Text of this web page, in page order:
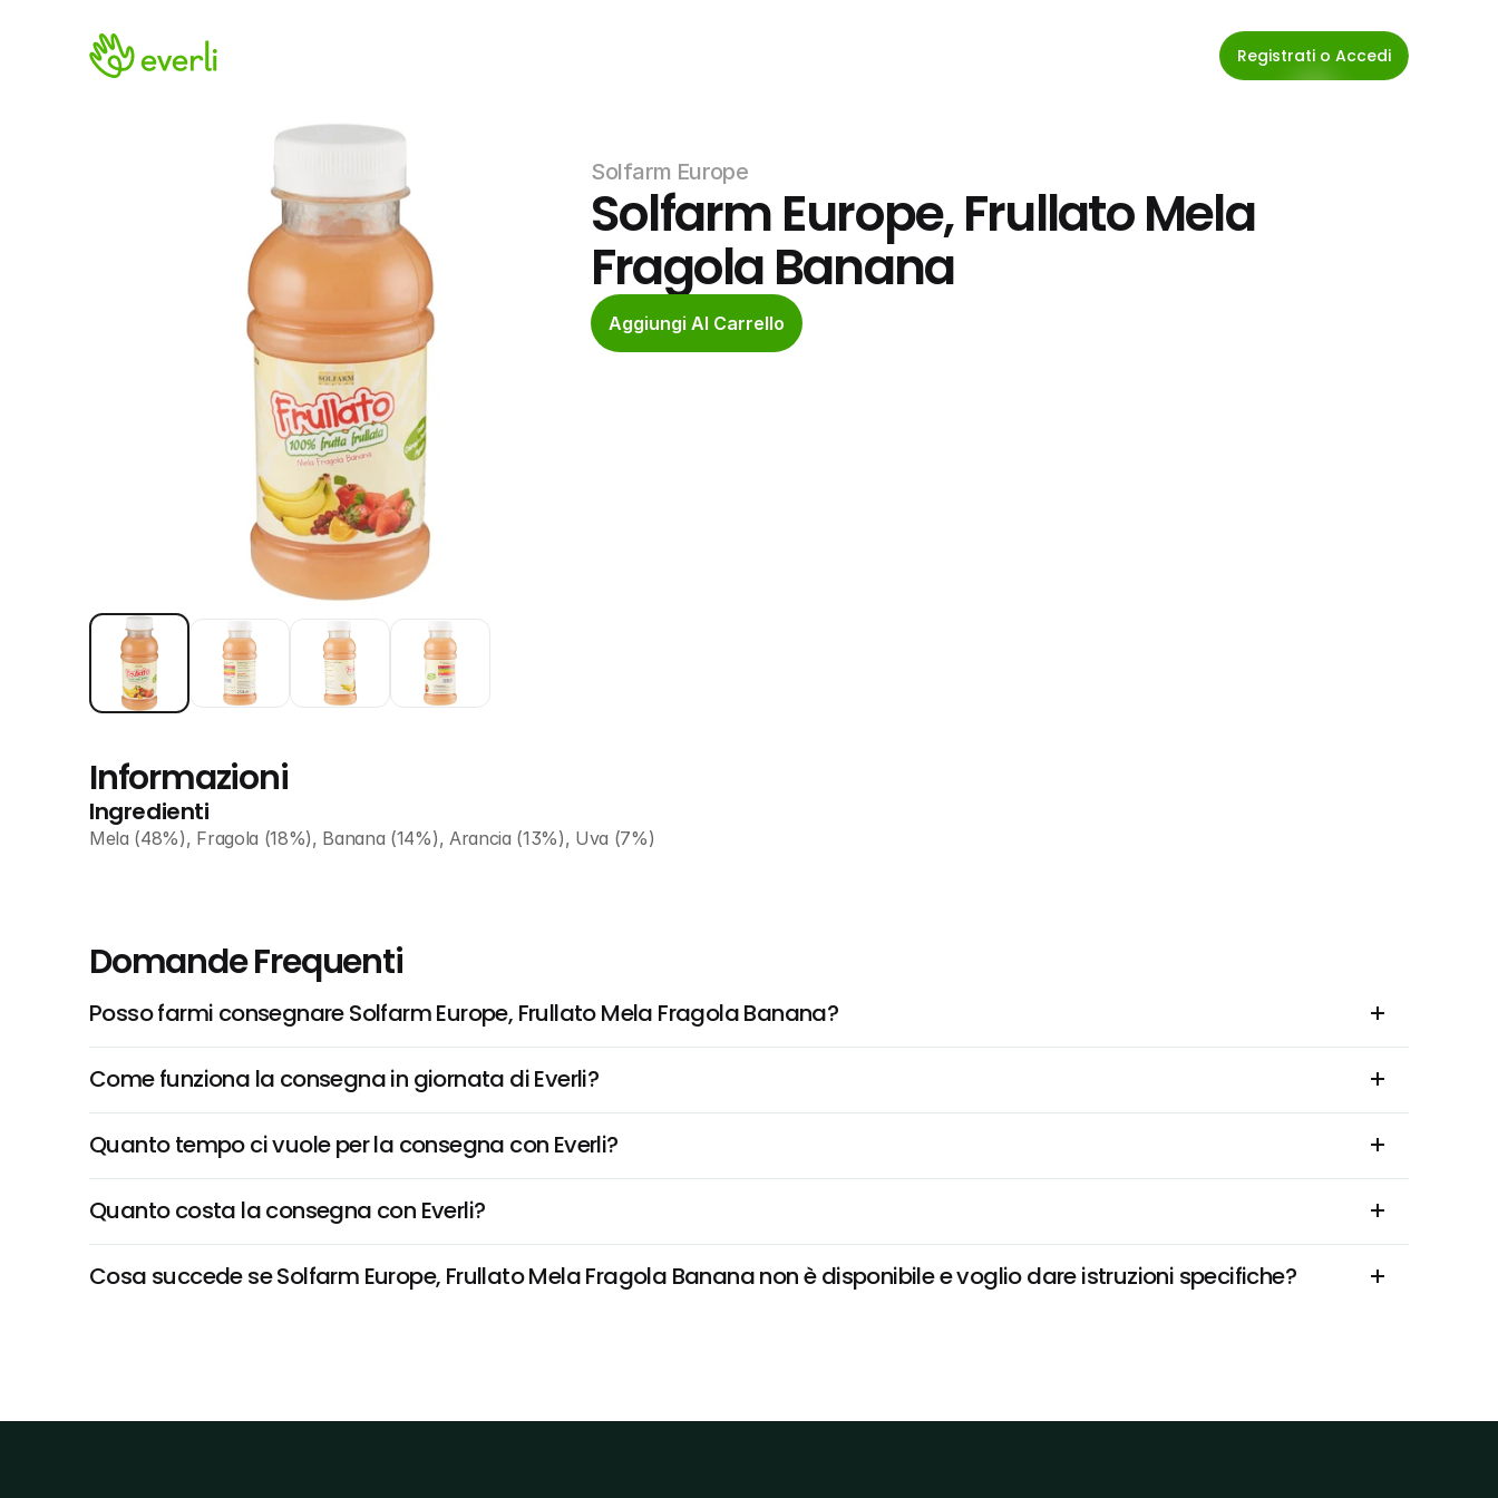
Registrati o Accedi
Solfarm Europe
Solfarm Europe, Frullato Mela
Fragola Banana
Aggiungi Al Carrello
Informazioni
Ingredienti
Mela (48%), Fragola (18%), Banana (14%), Arancia (13%), Uva (7%)
Domande Frequenti
Posso farmi consegnare Solfarm Europe, Frullato Mela Fragola Banana?
Come funziona la consegna in giornata di Everli?
Quanto tempo ci vuole per la consegna con Everli?
Quanto costa la consegna con Everli?
Cosa succede se Solfarm Europe, Frullato Mela Fragola Banana non è disponibile e voglio dare istruzioni specifiche?